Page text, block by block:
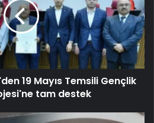
19 Mayıs Temsili Gençlik
tam destek